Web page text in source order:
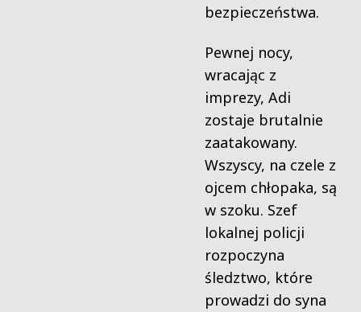
bezpieczeństwa.
Pewnej nocy,
wracając z
imprezy, Adi
zostaje brutalnie
zaatakowany.
Wszyscy, na czele z
ojcem chłopaka, są
w szoku. Szef
lokalnej policji
rozpoczyna
śledztwo, które
prowadzi do syna